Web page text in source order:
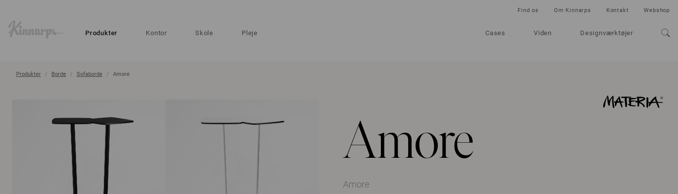
Produkter Kontor Skole Pleje Cases Viden Designværktøjer
Find os Om Kinnarps Kontakt Webshop
Produkter Borde Sofaborde Amore
Amore
Amore